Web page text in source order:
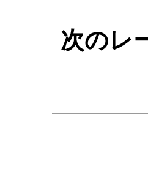
次のレ